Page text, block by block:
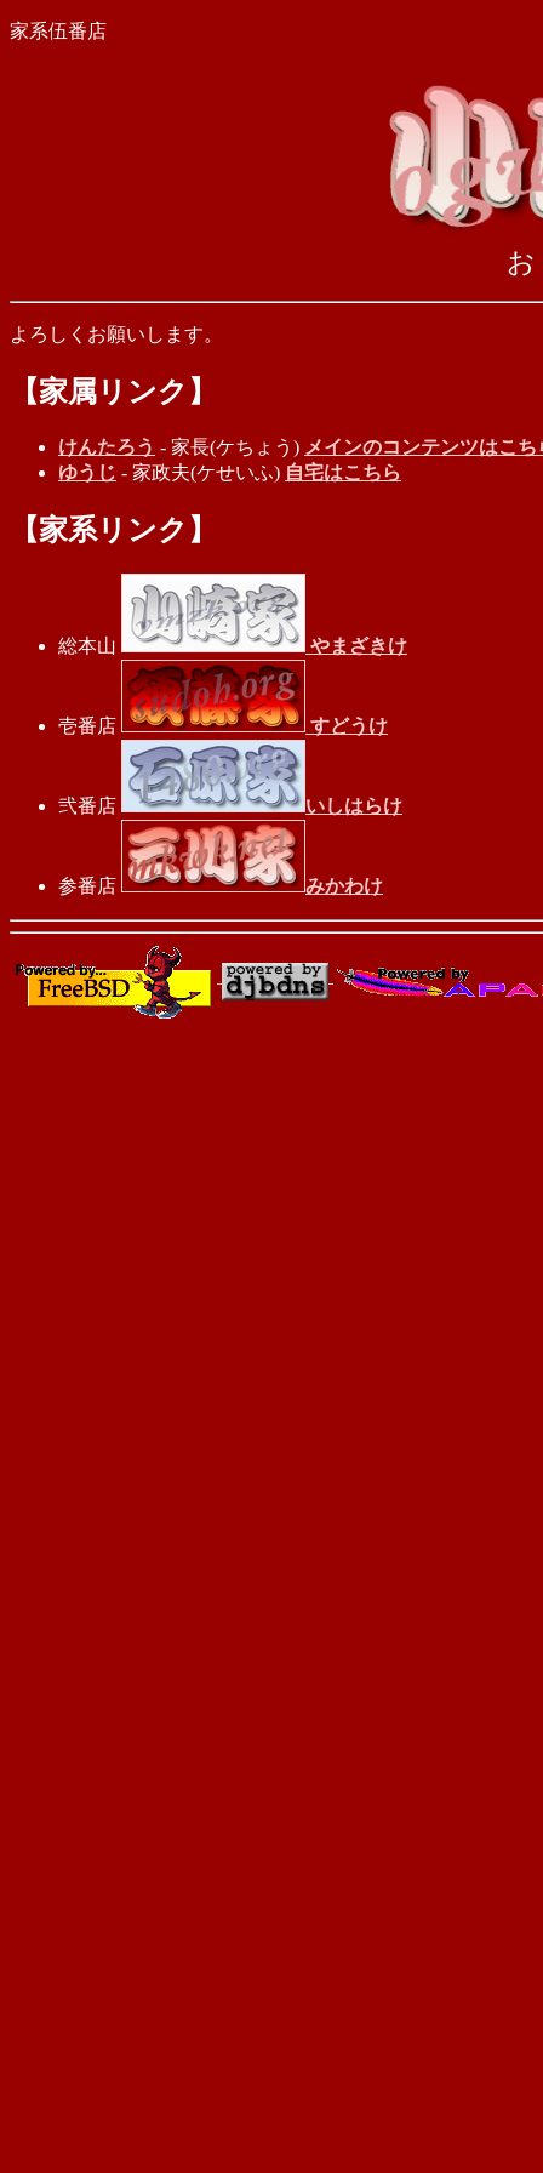
家系伍番店
よろしくお願いします。
【家属リンク】
けんたろう - 家長(ケちょう) メインのコンテンツはこち
ゆうじ - 家政夫(ケせいふ) 自宅はこちら
【家系リンク】
総本山 やまざきけ
壱番店 すどうけ
弐番店 いしはらけ
参番店 みかわけ